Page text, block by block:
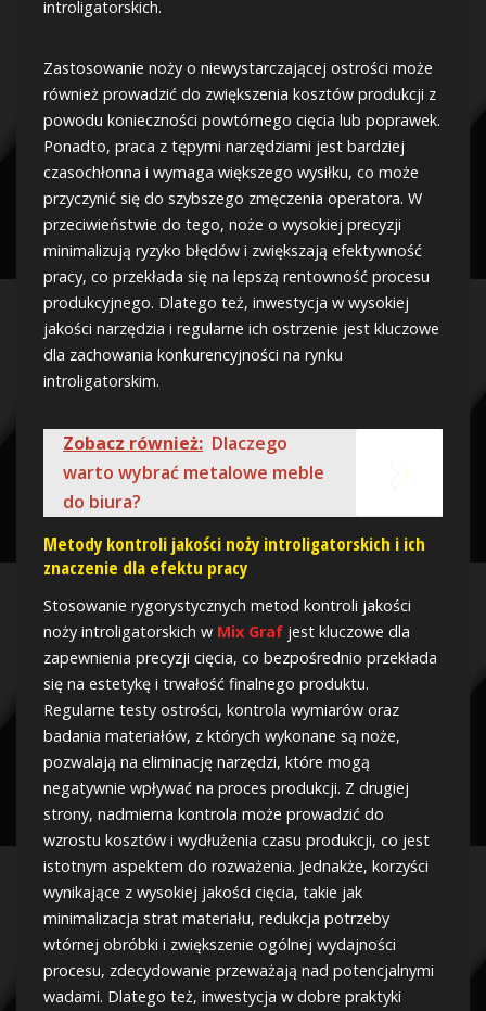
introligatorskich.
Zastosowanie noży o niewystarczającej ostrości może
również prowadzić do zwiększenia kosztów produkcji z
powodu konieczności powtórnego cięcia lub poprawek.
Ponadto, praca z tępymi narzędziami jest bardziej
czasochłonna i wymaga większego wysiłku, co może
przyczynić się do szybszego zmęczenia operatora. W
przeciwieństwie do tego, noże o wysokiej precyzji
minimalizują ryzyko błędów i zwiększają efektywność
pracy, co przekłada się na lepszą rentowność procesu
produkcyjnego. Dlatego też, inwestycja w wysokiej
jakości narzędzia i regularne ich ostrzenie jest kluczowe
dla zachowania konkurencyjności na rynku
introligatorskim.
Zobacz również: Dlaczego
warto wybrać metalowe meble
do biura?
Metody kontroli jakości noży introligatorskich i ich
znaczenie dla efektu pracy
Stosowanie rygorystycznych metod kontroli jakości
noży introligatorskich w Mix Graf jest kluczowe dla
zapewnienia precyzji cięcia, co bezpośrednio przekłada
się na estetykę i trwałość finalnego produktu.
Regularne testy ostrości, kontrola wymiarów oraz
badania materiałów, z których wykonane są noże,
pozwalają na eliminację narzędzi, które mogą
negatywnie wpływać na proces produkcji. Z drugiej
strony, nadmierna kontrola może prowadzić do
wzrostu kosztów i wydłużenia czasu produkcji, co jest
istotnym aspektem do rozważenia. Jednakże, korzyści
wynikające z wysokiej jakości cięcia, takie jak
minimalizacja strat materiału, redukcja potrzeby
wtórnej obróbki i zwiększenie ogólnej wydajności
procesu, zdecydowanie przeważają nad potencjalnymi
wadami. Dlatego też, inwestycja w dobre praktyki